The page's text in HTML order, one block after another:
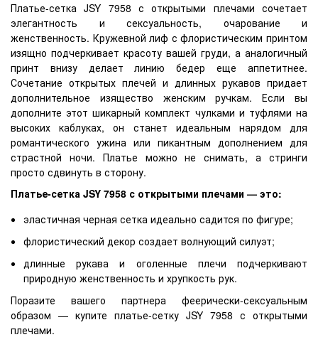
Платье-сетка JSY 7958 с открытыми плечами сочетает
элегантность и сексуальность, очарование и
женственность. Кружевной лиф с флористическим принтом
изящно подчеркивает красоту вашей груди, а аналогичный
принт внизу делает линию бедер еще аппетитнее.
Сочетание открытых плечей и длинных рукавов придает
дополнительное изящество женским ручкам. Если вы
дополните этот шикарный комплект чулками и туфлями на
высоких каблуках, он станет идеальным нарядом для
романтического ужина или пикантным дополнением для
страстной ночи. Платье можно не снимать, а стринги
просто сдвинуть в сторону.
Платье-сетка JSY 7958 с открытыми плечами — это:
эластичная черная сетка идеально садится по фигуре;
флористический декор создает волнующий силуэт;
длинные рукава и оголенные плечи подчеркивают
природную женственность и хрупкость рук.
Поразите вашего партнера феерически-сексуальным
образом — купите платье-сетку JSY 7958 с открытыми
плечами.